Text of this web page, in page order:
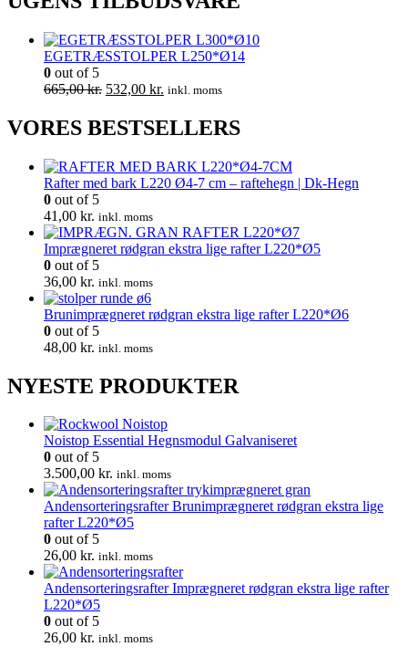
EGETRÆSSTOLPER L250*Ø14
0 out of 5
665,00kr. Den
pris
var:
532,00 kr. Den
pris
er:
inkl. moms
VORES BESTSELLERS
Rafter med bark L220 Ø4-7 cm – raftehegn | Dk-Hegn
0 out of 5
41,00 kr. inkl. moms
Imprægneret rødgran ekstra lige rafter L220*Ø5
0 out of 5
36,00 kr. inkl. moms
Brunimprægneret rødgran ekstra lige rafter L220*Ø6
0 out of 5
48,00 kr. inkl. moms
NYESTE PRODUKTER
Noistop Essential Hegnsmodul Galvaniseret
0 out of 5
3.500,00 kr. inkl. moms
Andensorteringsrafter Brunimprægneret rødgran ekstra lige
rafter L220*Ø5
0 out of 5
26,00 kr. inkl. moms
Andensorteringsrafter Imprægneret rødgran ekstra lige rafter
L220*Ø5
0 out of 5
26,00 kr. inkl. moms